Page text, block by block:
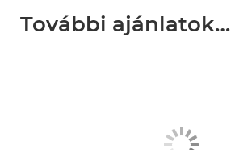
További ajánlatok…